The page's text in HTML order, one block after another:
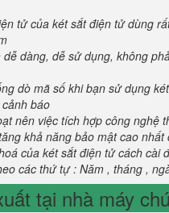
tử của két sắt điện tử dùng
dàng, dễ sử dụng, không
dò mã số khi bạn sử dụng
báo
nên việc tích hợp công nghệ
khả năng bảo mật cao nhất
của két sắt điện tử cách cài
các thứ tự : Năm , tháng ,
tại nhà máy